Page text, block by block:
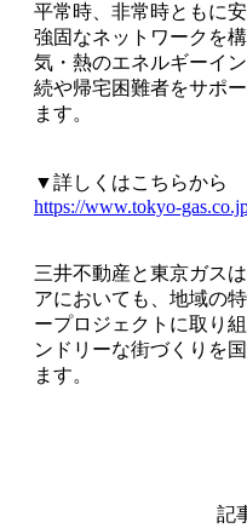
平常時、非常時ともに
強固なネットワークを
気・熱のエネルギーイ
続や帰宅困難者をサポ
ます。
▼詳しくはこちらから
https://www.tokyo-
三井不動産と東京ガス
アにおいても、地域の
ープロジェクトに取り
ンドリーな街づくりを
ます。
記